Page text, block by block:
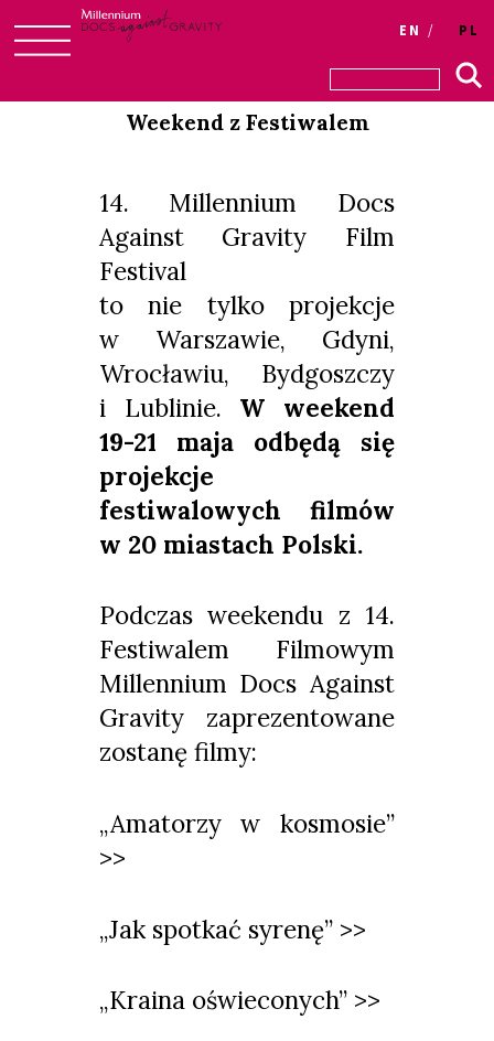
to
Login
EN PL
Weekend z Festiwalem
14. Millennium Docs
Against Gravity Film
Festival
to nie tylko projekcje
w Warszawie, Gdyni,
Wrocławiu, Bydgoszczy
i Lublinie. W weekend
19-21 maja odbędą się
projekcje
festiwalowych filmów
w 20 miastach Polski.
Podczas weekendu z 14.
Festiwalem Filmowym
Millennium Docs Against
Gravity zaprezentowane
zostanę filmy:
„Amatorzy w kosmosie”
>>
„Jak spotkać syrenę” >>
„Kraina oświeconych” >>